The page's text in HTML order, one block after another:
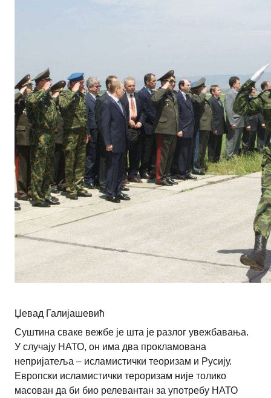
Џевад Галијашевић
Суштина сваке вежбе је шта је разлог увежбавања.
У случају НАТО, он има два прокламована
непријатеља – исламистички теоризам и Русију.
Европски исламистички тероризам није толико
масован да би био релевантан за употребу НАТО